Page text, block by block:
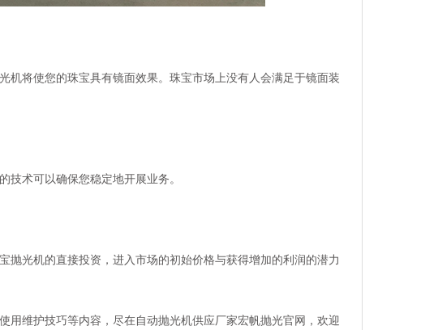
将使您的珠宝具有镜面效果。珠宝市场上没有人会满足于镜面装
术可以确保您稳定地开展业务。
光机的直接投资，进入市场的初始价格与获得增加的利润的潜力
维护技巧等内容，尽在自动抛光机供应厂家宏帆抛光官网，欢迎